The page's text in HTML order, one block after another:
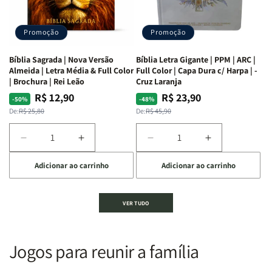
Alves
Alves
completo
dos
66
da
Bíblia
Equipe
teológica
Penkal
completo
dos
da
Bíblia
Penkal
Promoção
Bíblia Sagrada | Nova Versão
Almeida | Letra Média & Full Color
| Brochura | Rei Leão
-50%
Preço
normal
De:R$ 25,80
Preço
promocional
R$ 12,90
Diminuir
a
quantidade
de
Almeida
Aumentar
a
quantidade
de
Bíblia
Almeida
Adicionar ao carrinho
Promoção
Bíblia Letra Gigante | PPM | ARC |
Full Color | Capa Dura c/ Harpa | -
Cruz Laranja
-48%
Preço
normal
De:R$ 45,90
Preço
promocional
R$ 23,90
Diminuir
a
quantidade
de
Bíblia
PPM
|
Aumentar
a
quantidade
de
Adicionar ao carrinho
VER TUDO
Jogos para reunir a família